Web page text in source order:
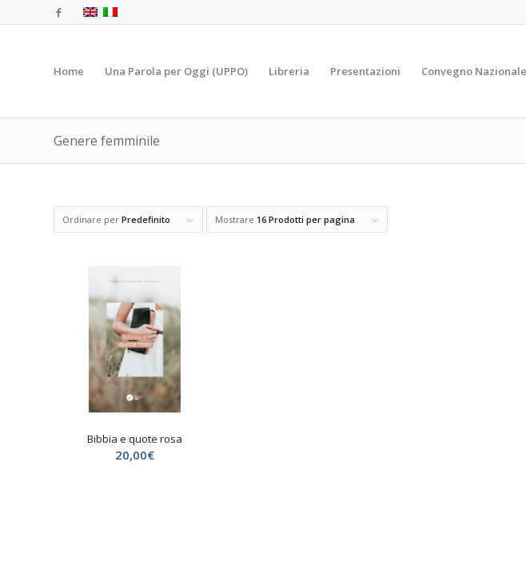
Home Una Parola per Oggi (UPPO) Libreria Presentazioni Convegno
Genere femminile
Ordinare per Predefinito Mostrare 16 Prodotti per pagina
Bibbia e quote rosa
20,00€